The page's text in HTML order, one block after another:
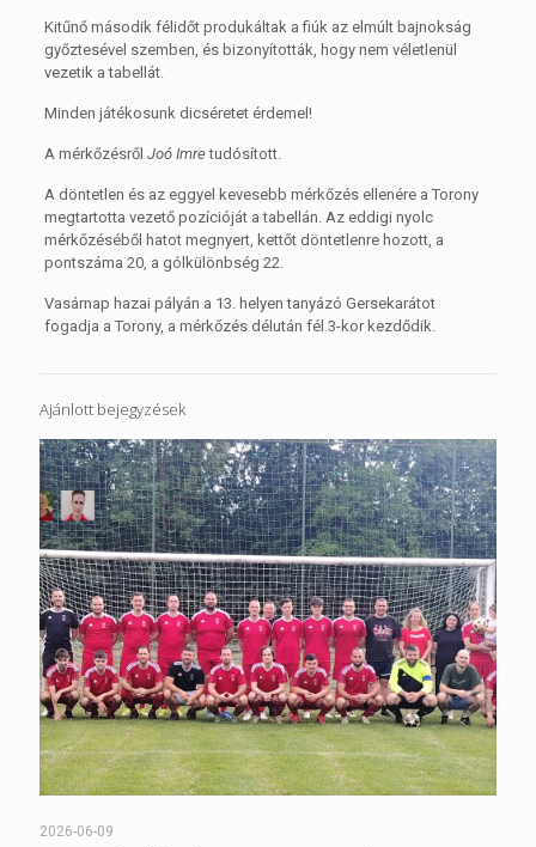
Kitűnő második félidőt produkáltak a fiúk az elmúlt bajnokság
győztesével szemben, és bizonyították, hogy nem véletlenül
vezetik a tabellát.
Minden játékosunk dicséretet érdemel!
A mérkőzésről Joó Imretudósított.
A döntetlen és az eggyel kevesebb mérkőzés ellenére a Torony
megtartotta vezető pozícióját a tabellán. Az eddigi nyolc
mérkőzéséből hatot megnyert, kettőt döntetlenre hozott, a
pontszáma 20, a gólkülönbség 22.
Vasárnap hazai pályán a 13. helyen tanyázó Gersekarátot
fogadja a Torony, a mérkőzés délután fél 3-kor kezdődik.
Ajánlott bejegyzések
2026-06-09